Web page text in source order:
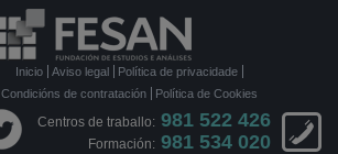
Inicio Aviso legal
Política de privacidade
Condicións de contratación
Política de Cookies
Centros de traballo: 981 522 426
Formación: 981 534 020